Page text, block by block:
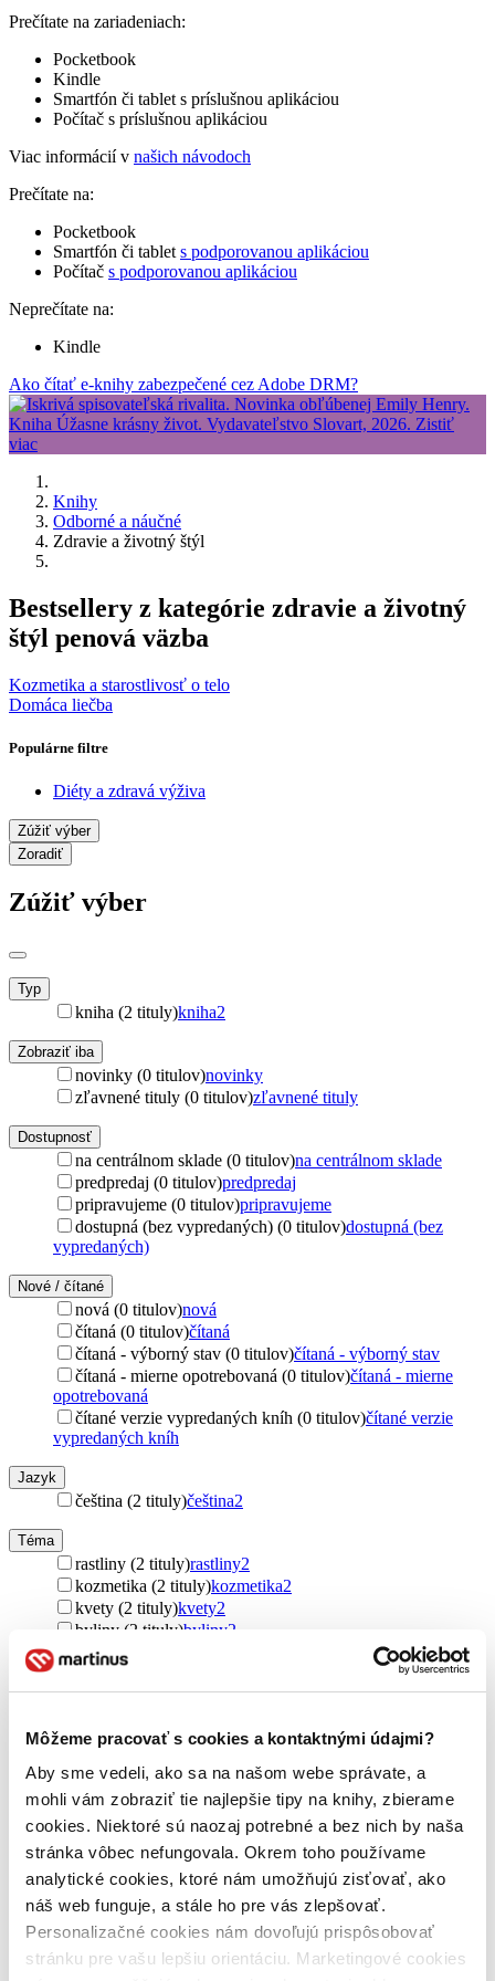
Môžeme pracovať s cookies a kontaktnými údajmi?
Aby sme vedeli, ako sa na našom webe správate, a
mohli vám zobraziť tie najlepšie tipy na knihy, zbierame
cookies. Niektoré sú naozaj potrebné a bez nich by naša
stránka vôbec nefungovala. Okrem toho používame
analytické cookies, ktoré nám umožňujú zisťovať, ako
náš web funguje, a stále ho pre vás zlepšovať.
Personalizačné cookies nám dovoľujú prispôsobovať
stránku pre vašu lepšiu orientáciu. Marketingové cookies
Prečítate na zariadeniach:
Pocketbook
Kindle
Smartfón či tablet s príslušnou aplikáciou
Počítač s príslušnou aplikáciou
Viac informácií v našich návodoch
Prečítate na:
Pocketbook
Smartfón či tablet s podporovanou aplikáciou
Počítač s podporovanou aplikáciou
Neprečítate na:
Kindle
Ako čítať e-knihy zabezpečené cez Adobe DRM?
Knihy
Odborné a náučné
Zdravie a životný štýl
Bestsellery z kategórie zdravie a životný
štýl penová väzba
Kozmetika a starostlivosť o telo
Domáca liečba
Populárne filtre
Diéty a zdravá výživa
Zúžiť výber
Zoradiť
Zúžiť výber
Typ
kniha (2 tituly)kniha2
Zobraziť iba
novinky (0 titulov)novinky
zľavnené tituly (0 titulov)zľavnené tituly
Dostupnosť
na centrálnom sklade (0 titulov)na centrálnom sklade
predpredaj (0 titulov)predpredaj
pripravujeme (0 titulov)pripravujeme
dostupná (bez vypredaných) (0 titulov)dostupná (bez
vypredaných)
Nové / čítané
nová (0 titulov)nová
čítaná (0 titulov)čítaná
čítaná - výborný stav (0 titulov)čítaná - výborný stav
čítaná - mierne opotrebovaná (0 titulov)čítaná - mierne
opotrebovaná
čítané verzie vypredaných kníh (0 titulov)čítané verzie
vypredaných kníh
Jazyk
čeština (2 tituly)čeština2
Téma
rastliny (2 tituly)rastliny2
kozmetika (2 tituly)kozmetika2
kvety (2 tituly)kvety2
byliny (2 tituly)byliny2
liečba bylinkami (2 tituly)
2
Andrea Rausch (2 tituly)Andrea Rausch2
Vydavateľstvo
Rebo (2 tituly)Rebo2
Väzba
penová (2 tituly)penová2
Zúžiť výber
Zoradiť